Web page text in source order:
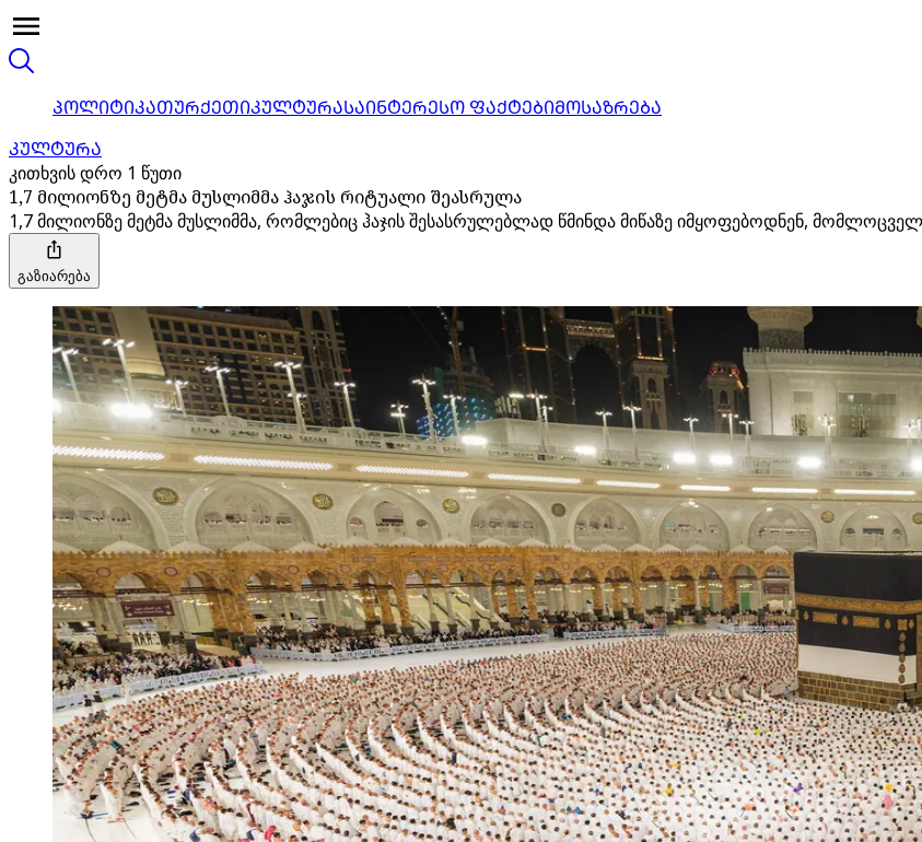
ᲞᲝᲚᲘᲢᲘᲙᲐᲗᲣᲠᲥᲔᲗᲘᲙᲣᲚᲢᲣᲠᲐᲡᲐᲘᲜᲢᲔᲠᲔᲡᲝ ᲤᲐᲥᲢᲔᲑᲘᲛᲝᲡᲐᲖᲠᲔᲑᲐ
ᲙᲣᲚᲢᲣᲠᲐ
კითხვის დრო 1 წუთი
1,7 მილიონზე მეტმა მუსლიმმა ჰაჯის რიტუალი შეასრულა
1,7 მილიონზე მეტმა მუსლიმმა, რომლებიც ჰაჯის შესასრულებლად წმინდა მიწაზე იმყოფებოდნენ,
გაზიარება